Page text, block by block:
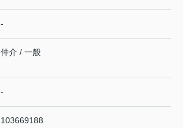
-
仲介 / 一般
-
103669188